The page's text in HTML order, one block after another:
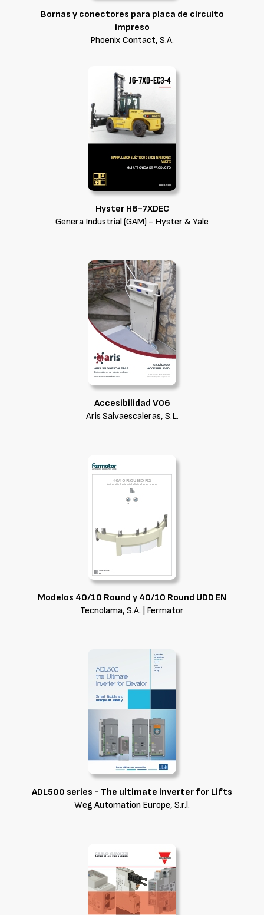
Bornas y conectores para placa de circuito
impreso
Phoenix Contact, S.A.
Hyster H6-7XDEC
Genera Industrial (GAM) - Hyster & Yale
Accesibilidad V06
Aris Salvaescaleras, S.L.
Modelos 40/10 Round y 40/10 Round UDD EN
Tecnolama, S.A. | Fermator
ADL500 series - The ultimate inverter for Lifts
Weg Automation Europe, S.r.l.